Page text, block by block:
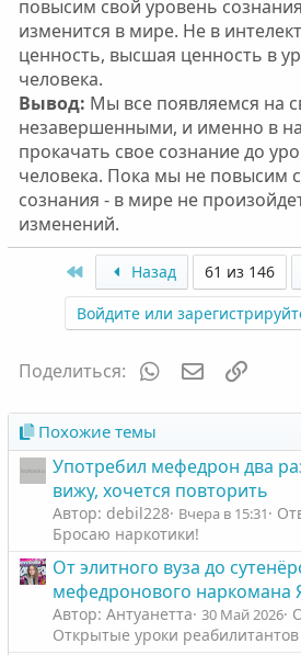
повысим свой уровень
изменится в мире. Не в
ценность, высшая ценность в
человека.
Вывод: Мы все появляемся на
незавершенными, и именно в
прокачать свое сознание до
человека. Пока мы не повысим
сознания - в мире не
изменений.
First Назад 61 из 146
Войдите или
Поделиться: WhatsApp
Похожие темы
Употребил мефедрон два
вижу, хочется повторить
Автор: debil228 Вчера в 15:31
Бросаю наркотики!
От элитного вуза до
мефедронового наркомана
Автор: Антуанетта 30 Май 2026
Открытые уроки реабилитантов